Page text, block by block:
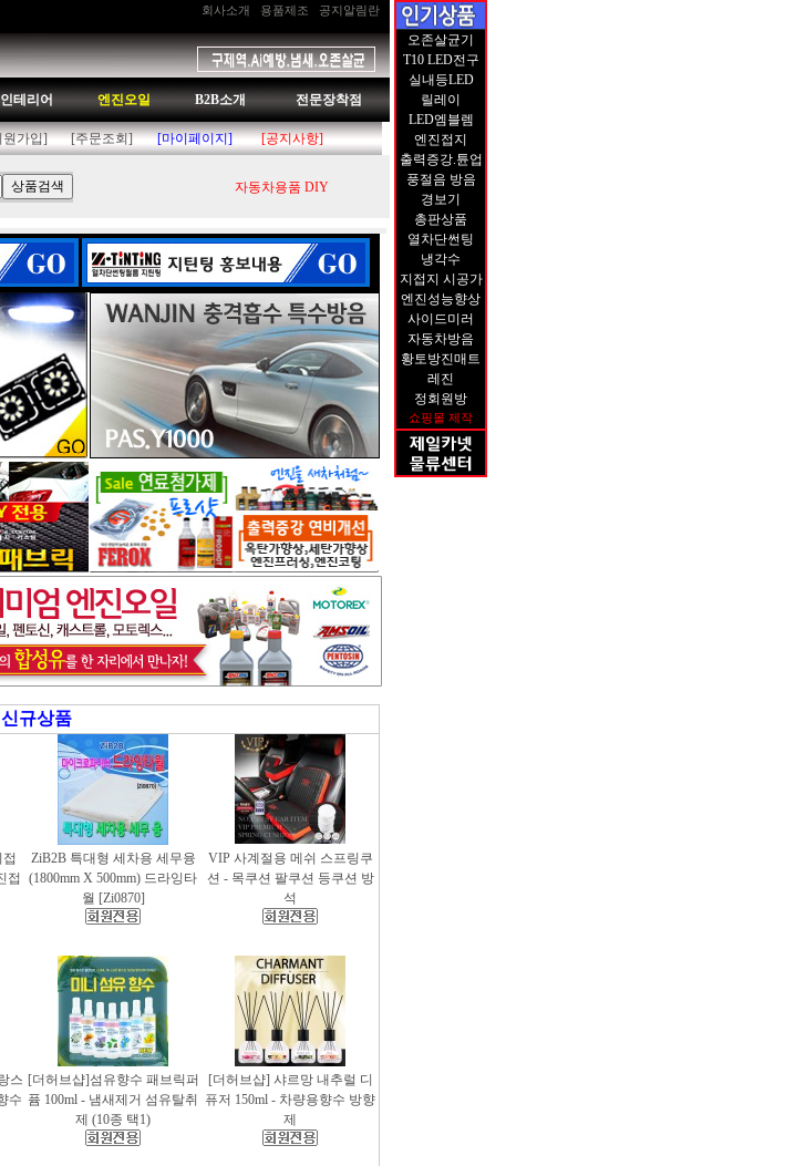
회사소개 용품제조 공지알림란
인테리어 엔진오일 B2B소개 전문장착점
원가입] [주문조회] [마이페이지] [공지사항]
자동차용품 DIY
규상품
접
ZiB2B 특대형 세차용 세무융
(1800mm X 500mm) 드라잉타
월 [Zi0870]
VIP 사계절용 메쉬 스프링쿠
션 - 목쿠션 팔쿠션 등쿠션 방
석
스
수
[더허브샵]섬유향수 패브릭퍼
퓸 100ml - 냄새제거 섬유탈취
제 (10종 택1)
[더허브샵] 샤르망 내추럴 디
퓨저 150ml - 차량용향수 방향
제
오존살균기
T10 LED전구
실내등LED
릴레이
LED엠블렘
엔진접지
출력증강.튠업
풍절음 방음
경보기
총판상품
열차단썬팅
냉각수
지접지 시공가
엔진성능향상
사이드미러
자동차방음
황토방진매트
레진
정회원방
쇼핑몰 제작